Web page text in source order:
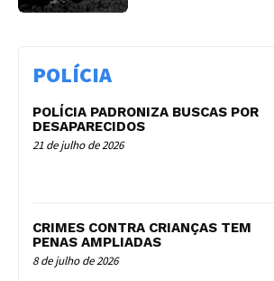
POLÍCIA
POLÍCIA PADRONIZA BUSCAS POR
DESAPARECIDOS
21 de julho de 2026
CRIMES CONTRA CRIANÇAS TEM
PENAS AMPLIADAS
8 de julho de 2026